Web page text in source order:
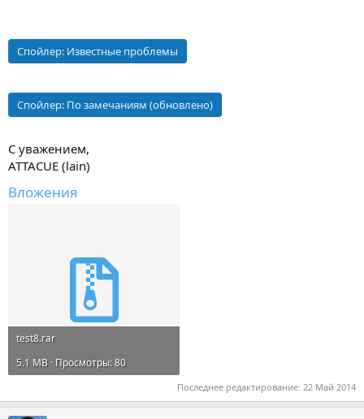
Спойлер: Известные проблемы
Спойлер: По замечаниям (обновлено)
С уважением,
ATTACUE (lain)
Вложения
test8.rar
5.1 MB · Просмотры: 80
Последнее редактирование: 22 Май 2014